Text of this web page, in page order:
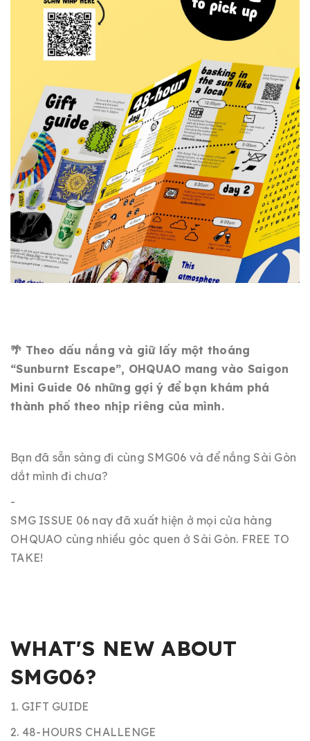
🌴 Theo dấu nắng và giữ lấy một thoáng
“Sunburnt Escape”, OHQUAO mang vào Saigon
Mini Guide 06 những gợi ý để bạn khám phá
thành phố theo nhịp riêng của mình.
Bạn đã sẵn sàng đi cùng SMG06 và để nắng Sài Gòn
dắt mình đi chưa?
-
SMG ISSUE 06 nay đã xuất hiện ở mọi cửa hàng
OHQUAO cùng nhiều góc quen ở Sài Gòn. FREE TO
TAKE!
WHAT'S NEW ABOUT
SMG06?
1. GIFT GUIDE
2. 48-HOURS CHALLENGE